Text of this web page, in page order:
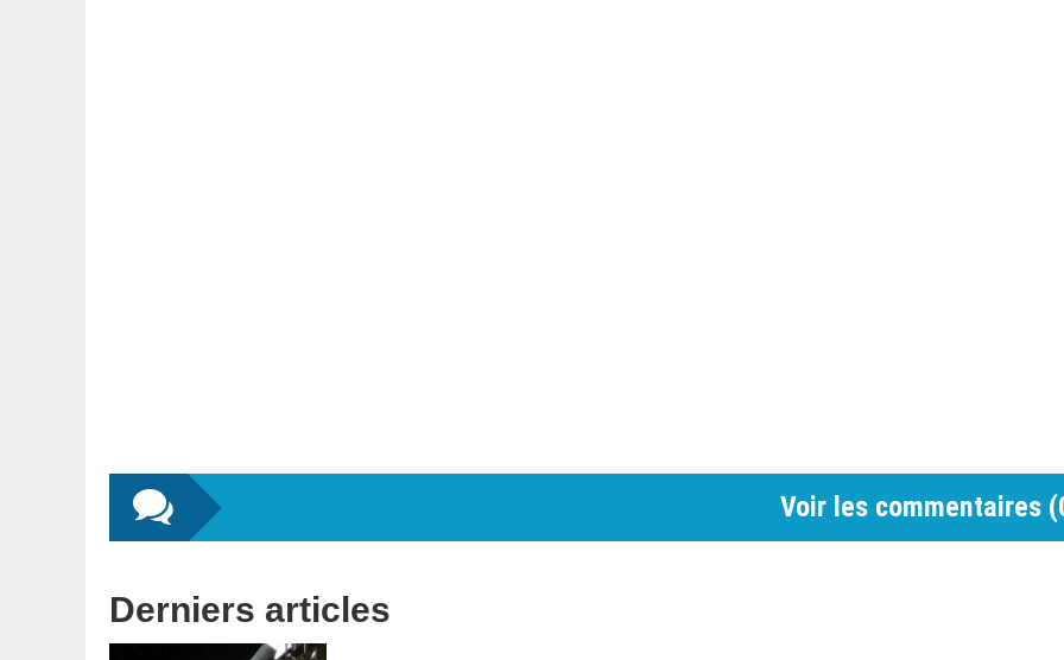
Voir les commentaires (
Derniers articles